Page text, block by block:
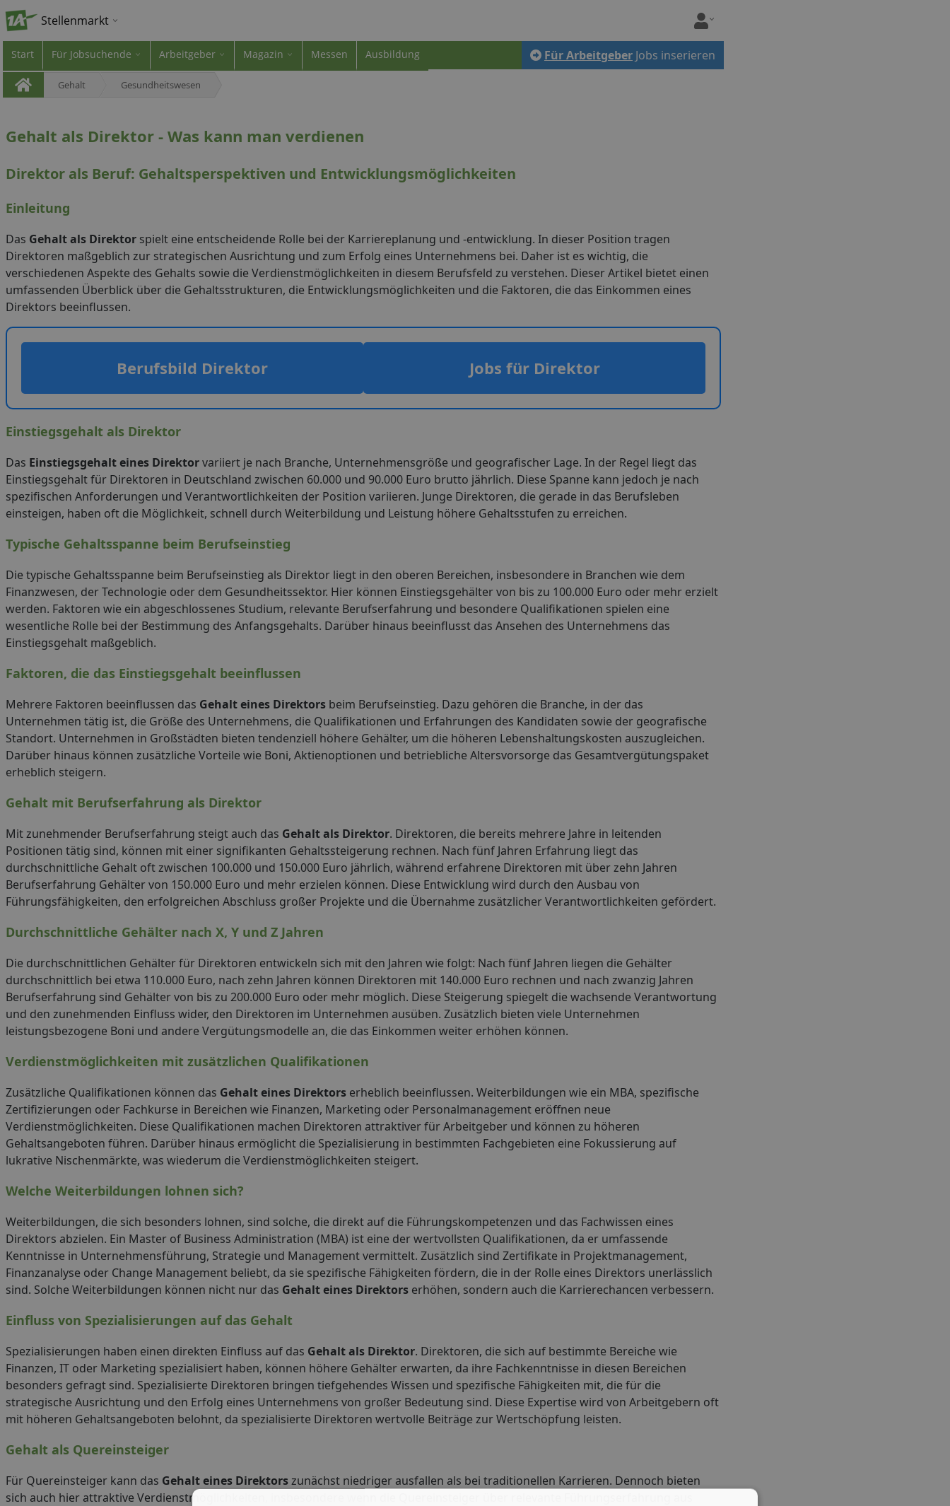
Stellenmarkt
Start Für Jobsuchende Arbeitgeber Magazin Messen Ausbildung Für Arbeitgeber Jobs inserieren
Gehalt Gesundheitswesen
Gehalt als Direktor - Was kann man verdienen
Direktor als Beruf: Gehaltsperspektiven und Entwicklungsmöglichkeiten
Einleitung
Das Gehalt als Direktor spielt eine entscheidende Rolle bei der Karriereplanung und -entwicklung. In dieser Position tragen
Direktoren maßgeblich zur strategischen Ausrichtung und zum Erfolg eines Unternehmens bei. Daher ist es wichtig, die
verschiedenen Aspekte des Gehalts sowie die Verdienstmöglichkeiten in diesem Berufsfeld zu verstehen. Dieser Artikel bietet einen
umfassenden Überblick über die Gehaltsstrukturen, die Entwicklungsmöglichkeiten und die Faktoren, die das Einkommen eines
Direktors beeinflussen.
Berufsbild Direktor Jobs für Direktor
Einstiegsgehalt als Direktor
Das Einstiegsgehalt eines Direktorvariiert je nach Branche, Unternehmensgröße und geografischer Lage. In der Regel liegt das
Einstiegsgehalt für Direktoren in Deutschland zwischen 60.000 und 90.000 Euro brutto jährlich. Diese Spanne kann jedoch je nach
spezifischen Anforderungen und Verantwortlichkeiten der Position variieren. Junge Direktoren, die gerade in das Berufsleben
einsteigen, haben oft die Möglichkeit, schnell durch Weiterbildung und Leistung höhere Gehaltsstufen zu erreichen.
Typische Gehaltsspanne beim Berufseinstieg
Die typische Gehaltsspanne beim Berufseinstieg als Direktor liegt in den oberen Bereichen, insbesondere in Branchen wie dem
Finanzwesen, der Technologie oder dem Gesundheitssektor. Hier können Einstiegsgehälter von bis zu 100.000 Euro oder mehr erzielt
werden. Faktoren wie ein abgeschlossenes Studium, relevante Berufserfahrung und besondere Qualifikationen spielen eine
wesentliche Rolle bei der Bestimmung des Anfangsgehalts. Darüber hinaus beeinflusst das Ansehen des Unternehmens das
Einstiegsgehalt maßgeblich.
Faktoren, die das Einstiegsgehalt beeinflussen
Mehrere Faktoren beeinflussen das Gehalt eines Direktors beim Berufseinstieg. Dazu gehören die Branche, in der das
Unternehmen tätig ist, die Größe des Unternehmens, die Qualifikationen und Erfahrungen des Kandidaten sowie der geografische
Standort. Unternehmen in Großstädten bieten tendenziell höhere Gehälter, um die höheren Lebenshaltungskosten auszugleichen.
Darüber hinaus können zusätzliche Vorteile wie Boni, Aktienoptionen und betriebliche Altersvorsorge das Gesamtvergütungspaket
erheblich steigern.
Gehalt mit Berufserfahrung als Direktor
Mit zunehmender Berufserfahrung steigt auch das Gehalt als Direktor. Direktoren, die bereits mehrere Jahre in leitenden
Positionen tätig sind, können mit einer signifikanten Gehaltssteigerung rechnen. Nach fünf Jahren Erfahrung liegt das
durchschnittliche Gehalt oft zwischen 100.000 und 150.000 Euro jährlich, während erfahrene Direktoren mit über zehn Jahren
Berufserfahrung Gehälter von 150.000 Euro und mehr erzielen können. Diese Entwicklung wird durch den Ausbau von
Führungsfähigkeiten, den erfolgreichen Abschluss großer Projekte und die Übernahme zusätzlicher Verantwortlichkeiten gefördert.
Durchschnittliche Gehälter nach X, Y und Z Jahren
Die durchschnittlichen Gehälter für Direktoren entwickeln sich mit den Jahren wie folgt: Nach fünf Jahren liegen die Gehälter
durchschnittlich bei etwa 110.000 Euro, nach zehn Jahren können Direktoren mit 140.000 Euro rechnen und nach zwanzig Jahren
Berufserfahrung sind Gehälter von bis zu 200.000 Euro oder mehr möglich. Diese Steigerung spiegelt die wachsende Verantwortung
und den zunehmenden Einfluss wider, den Direktoren im Unternehmen ausüben. Zusätzlich bieten viele Unternehmen
leistungsbezogene Boni und andere Vergütungsmodelle an, die das Einkommen weiter erhöhen können.
Verdienstmöglichkeiten mit zusätzlichen Qualifikationen
Zusätzliche Qualifikationen können das Gehalt eines Direktors erheblich beeinflussen. Weiterbildungen wie ein MBA, spezifische
Zertifizierungen oder Fachkurse in Bereichen wie Finanzen, Marketing oder Personalmanagement eröffnen neue
Verdienstmöglichkeiten. Diese Qualifikationen machen Direktoren attraktiver für Arbeitgeber und können zu höheren
Gehaltsangeboten führen. Darüber hinaus ermöglicht die Spezialisierung in bestimmten Fachgebieten eine Fokussierung auf
lukrative Nischenmärkte, was wiederum die Verdienstmöglichkeiten steigert.
Welche Weiterbildungen lohnen sich?
Weiterbildungen, die sich besonders lohnen, sind solche, die direkt auf die Führungskompetenzen und das Fachwissen eines
Direktors abzielen. Ein Master of Business Administration (MBA) ist eine der wertvollsten Qualifikationen, da er umfassende
Kenntnisse in Unternehmensführung, Strategie und Management vermittelt. Zusätzlich sind Zertifikate in Projektmanagement,
Finanzanalyse oder Change Management beliebt, da sie spezifische Fähigkeiten fördern, die in der Rolle eines Direktors unerlässlich
sind. Solche Weiterbildungen können nicht nur das Gehalt eines Direktors erhöhen, sondern auch die Karrierechancen verbessern.
Einfluss von Spezialisierungen auf das Gehalt
Spezialisierungen haben einen direkten Einfluss auf das Gehalt als Direktor. Direktoren, die sich auf bestimmte Bereiche wie
Finanzen, IT oder Marketing spezialisiert haben, können höhere Gehälter erwarten, da ihre Fachkenntnisse in diesen Bereichen
besonders gefragt sind. Spezialisierte Direktoren bringen tiefgehendes Wissen und spezifische Fähigkeiten mit, die für die
strategische Ausrichtung und den Erfolg eines Unternehmens von großer Bedeutung sind. Diese Expertise wird von Arbeitgebern oft
mit höheren Gehaltsangeboten belohnt, da spezialisierte Direktoren wertvolle Beiträge zur Wertschöpfung leisten.
Gehalt als Quereinsteiger
Für Quereinsteiger kann das Gehalt eines Direktorszunächst niedriger ausfallen als bei traditionellen Karrieren. Dennoch bieten
sich auch hier attraktive Verdienstmöglichkeiten, insbesondere wenn die Quereinsteiger über relevante Führungserfahrung aus